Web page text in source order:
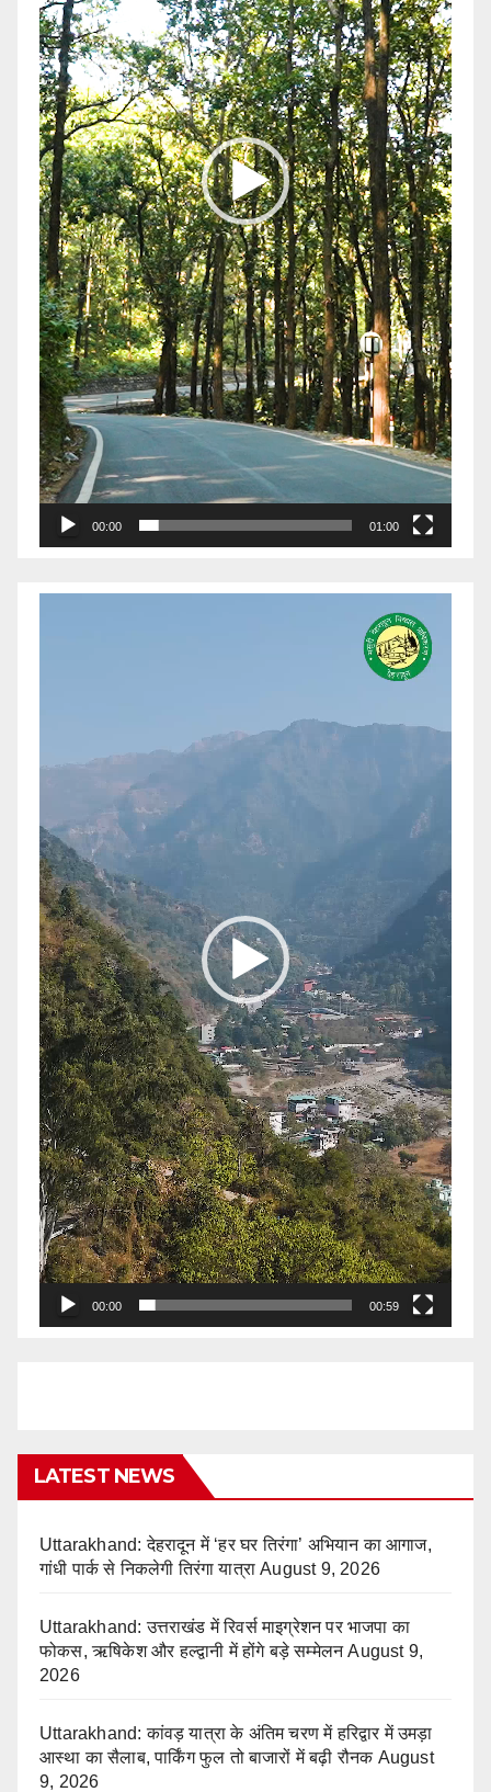
00:00 01:00
00:00 00:59
LATEST NEWS
Uttarakhand: देहरादून में ‘हर घर तिरंगा’ अभियान का आगाज,
गांधी पार्क से निकलेगी तिरंगा यात्रा August 9, 2026
Uttarakhand: उत्तराखंड में रिवर्स माइग्रेशन पर भाजपा का
फोकस, ऋषिकेश और हल्द्वानी में होंगे बड़े सम्मेलन August 9,
2026
Uttarakhand: कांवड़ यात्रा के अंतिम चरण में हरिद्वार में उमड़ा
आस्था का सैलाब, पार्किंग फुल तो बाजारों में बढ़ी रौनक August
9, 2026